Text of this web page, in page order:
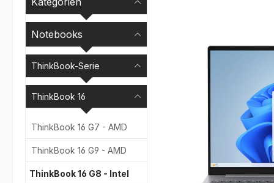
Notebooks
ThinkBook-Serie
ThinkBook 16
ThinkBook 16 G7 - AMD
ThinkBook 16 G9 - AMD
ThinkBook 16 G8 - Intel